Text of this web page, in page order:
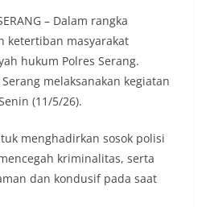
– Dalam rangka
ketertiban masyarakat
hukum Polres Serang.
melaksanakan kegiatan
(11/5/26).
menghadirkan sosok polisi
kriminalitas, serta
dan kondusif pada saat